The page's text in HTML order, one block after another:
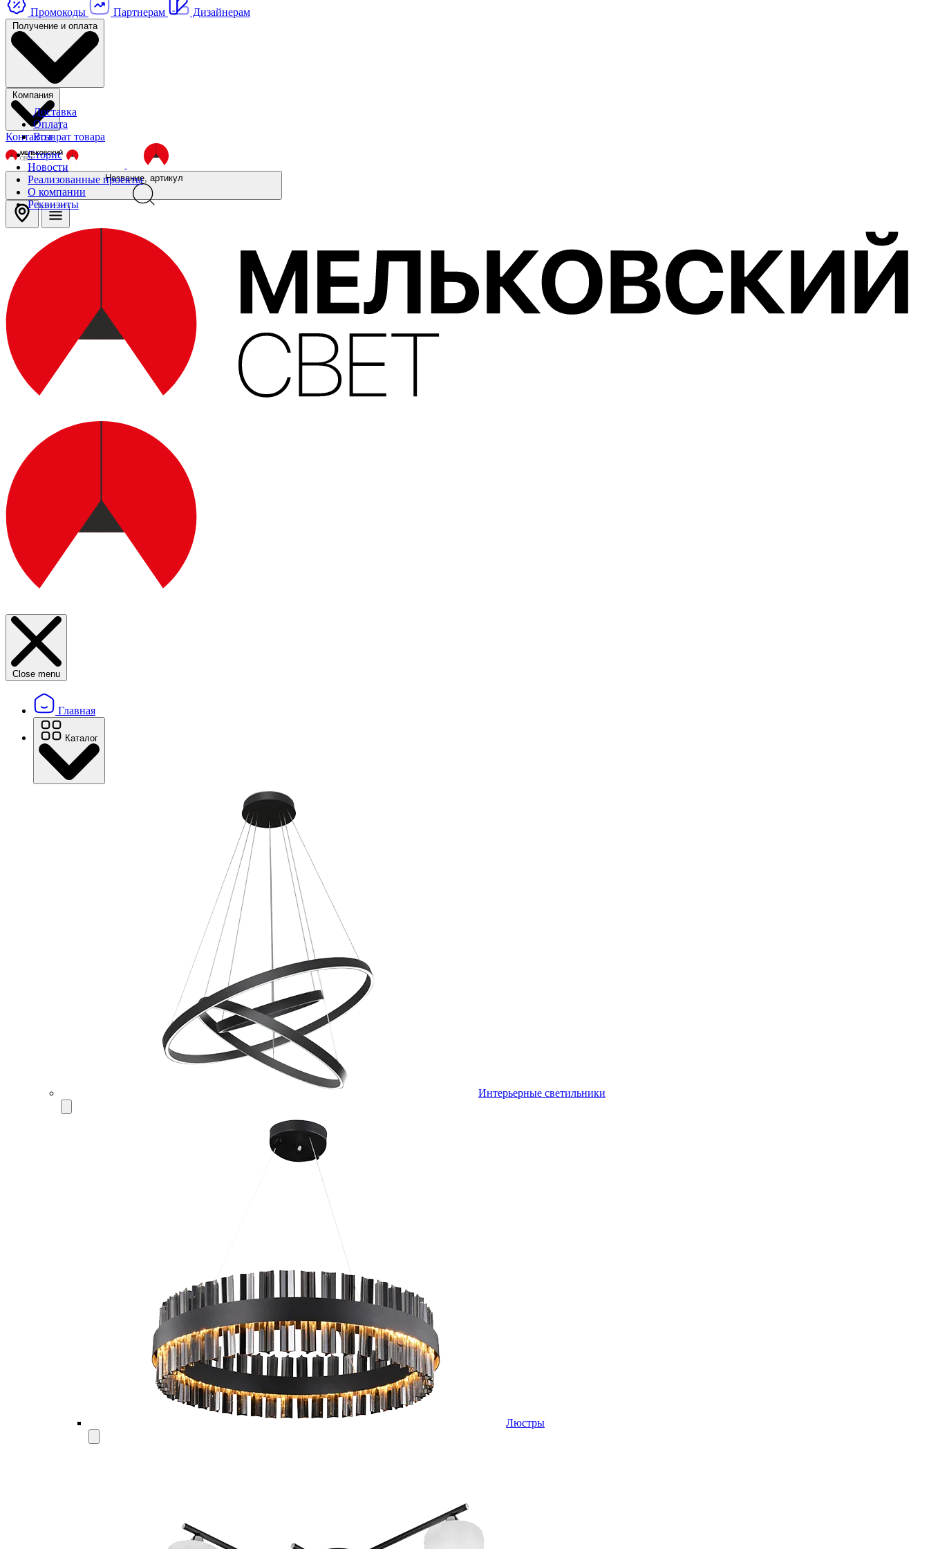
Промокоды Партнерам Дизайнерам
Получение и оплата
Доставка
Оплата
Возврат товара
Компания
Сторис
Новости
Реализованные проекты
О компании
Реквизиты
Контакты
Название, артикул
Close menu
Главная
Каталог
Интерьерные светильники
Люстры